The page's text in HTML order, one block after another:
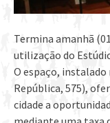
Termina amanhã
utilização do
O espaço, instalado
República, 575),
cidade a